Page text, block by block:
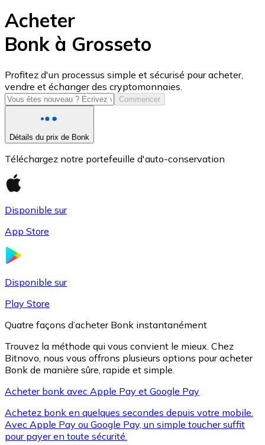
USD Coin
USDC
XRP
XRP
Acheter
Bonk à Grosseto
Profitez d'un processus simple et sécurisé pour acheter,
vendre et échanger des cryptomonnaies.
Commencer
Détails du prix de Bonk
Téléchargez notre portefeuille d'auto-conservation
Disponible sur
App Store
Disponible sur
Play Store
Quatre façons d’acheter Bonk instantanément
Trouvez la méthode qui vous convient le mieux. Chez
Bitnovo, nous vous offrons plusieurs options pour acheter
Bonk de manière sûre, rapide et simple.
Acheter bonk avec Apple Pay et Google Pay
Achetez bonk en quelques secondes depuis votre mobile.
Avec Apple Pay ou Google Pay, un simple toucher suffit
pour payer en toute sécurité.